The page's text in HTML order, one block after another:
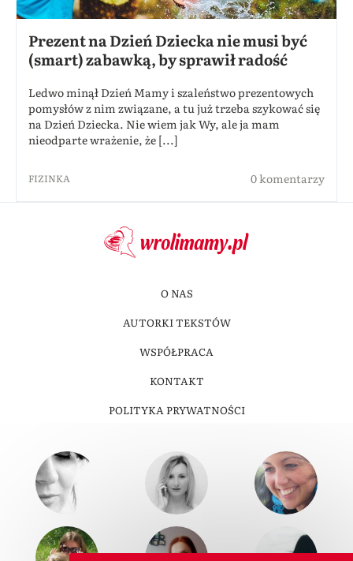
Prezent na Dzień Dziecka nie musi być
(smart) zabawką, by sprawił radość
Ledwo minął Dzień Mamy i szaleństwo prezentowych
pomysłów z nim związane, a tu już trzeba szykować się
na Dzień Dziecka. Nie wiem jak Wy, ale ja mam
nieodparte wrażenie, że [...]
FIZINKA 0 komentarzy
O NAS
AUTORKI TEKSTÓW
WSPÓŁPRACA
KONTAKT
POLITYKA PRYWATNOŚCI